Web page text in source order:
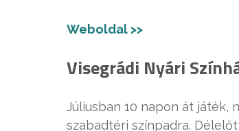
Weboldal >>
Visegrádi Nyári
Júliusban 10 napon át játék,
szabadtéri színpadra.